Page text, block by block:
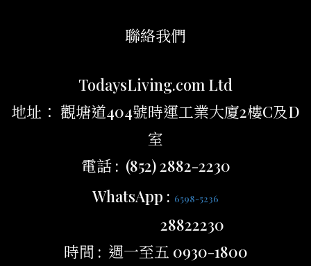
聯絡我們
TodaysLiving.com Ltd
地址： 觀塘道404號時運工業大廈2樓C及D
室
電話 : (852) 2882-2230
WhatsApp : 6598-5236
28822230
時間 : 週一至五 0930-1800